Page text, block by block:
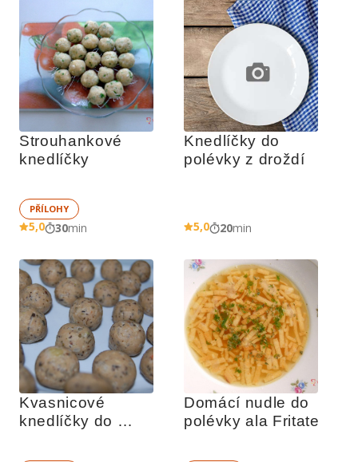
Strouhankové
PŘÍLOHY
5,0 30min
Knedlíčky do
polévky z droždí
5,0 20min
Kvasnicové
knedlíčky do
Domácí nudle do
polévky ala Fritate